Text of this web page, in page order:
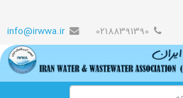
info@irwwa.ir